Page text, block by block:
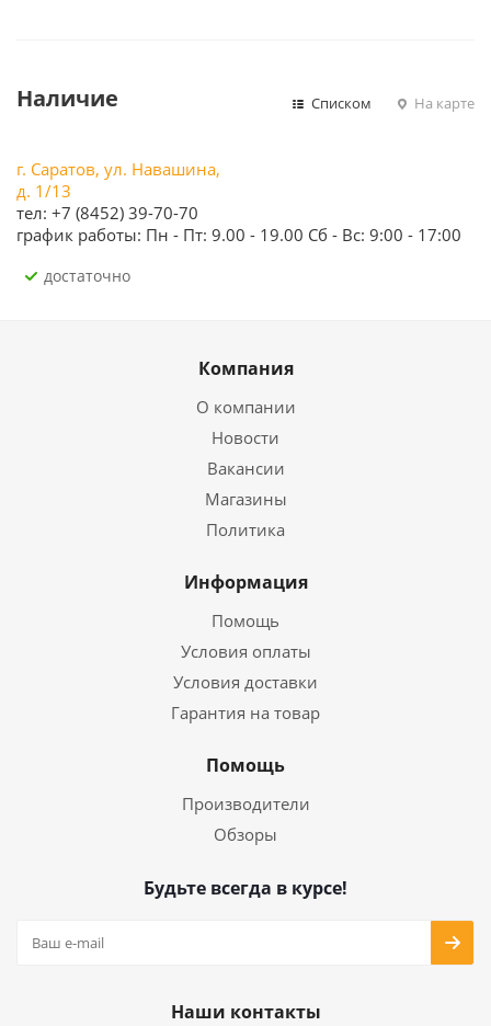
Наличие Списком На карте
г. Саратов, ул. Навашина,
д. 1/13
тел: +7 (8452) 39-70-70
график работы: Пн - Пт: 9.00 - 19.00 Сб - Вс: 9:00 - 17:00
Достаточно
Компания
О компании
Новости
Вакансии
Магазины
Политика
Информация
Помощь
Условия оплаты
Условия доставки
Гарантия на товар
Помощь
Производители
Обзоры
Будьте всегда в курсе!
Наши контакты